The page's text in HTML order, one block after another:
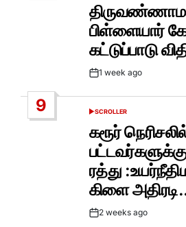
பிள்ளையார்
கட்டுப்பாடு
Post1 week ago
9
POSTED
SCROLLER
கரூர்
ரத்து
கிளை
Post2 weeks ago